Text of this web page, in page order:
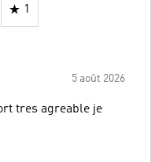
1
5 août 2026
tres agreable je